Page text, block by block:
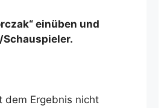
einüben und
dem Ergebnis nicht